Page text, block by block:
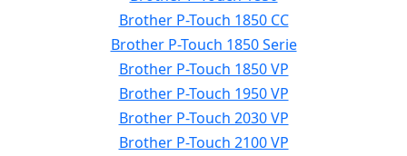
Brother P-Touch 1850 CC
Brother P-Touch 1850 Serie
Brother P-Touch 1850 VP
Brother P-Touch 1950 VP
Brother P-Touch 2030 VP
Brother P-Touch 2100 VP